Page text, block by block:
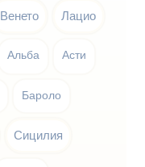
Венето Лацио
Альба Асти
Бароло
Сицилия